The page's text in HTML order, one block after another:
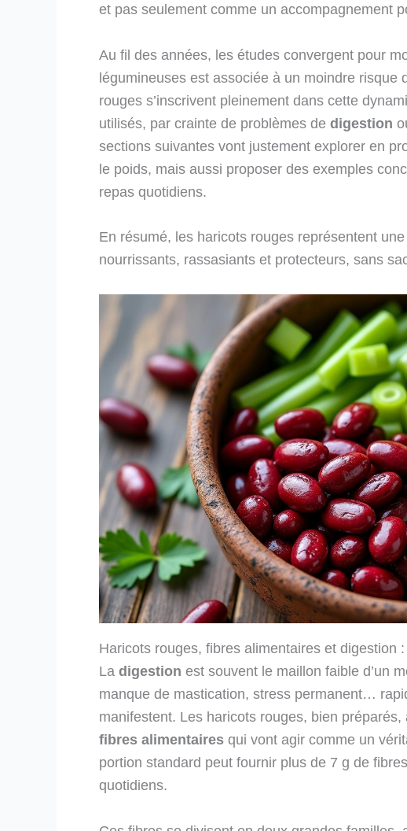
et pas seulement comme un accompagnement
Au fil des années, les études convergent pour
légumineuses est associée à un moindre risque
rouges s’inscrivent pleinement dans cette
utilisés, par crainte de problèmes de digestion
sections suivantes vont justement explorer en
le poids, mais aussi proposer des exemples
repas quotidiens.
En résumé, les haricots rouges représentent
nourrissants, rassasiants et protecteurs, sans
Haricots rouges, fibres alimentaires et digestion
La digestion est souvent le maillon faible d’un
manque de mastication, stress permanent…
manifestent. Les haricots rouges, bien
fibres alimentaires qui vont agir comme un
portion standard peut fournir plus de 7 g de
quotidiens.